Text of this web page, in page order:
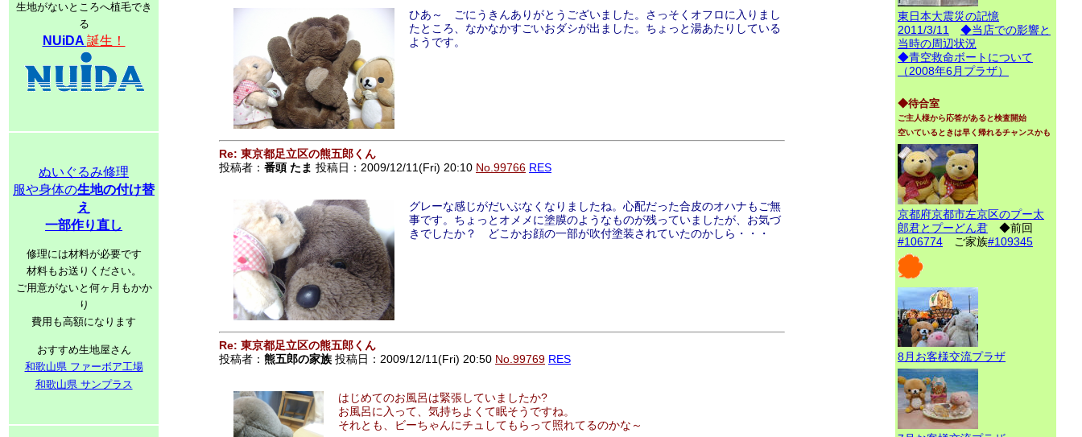
生地がないところへ植毛でき
る
NUiDA 誕生！
ぬいぐるみ修理
服や身体の生地の付け替
え
一部作り直し
修理には材料が必要です
材料もお送りください。
ご用意がないと何ヶ月もかか
り
費用も高額になります
おすすめ生地屋さん
和歌山県 ファーボア工場
和歌山県 サンプラス
ひあ～ ごにうきんありがとうございました。さっそくオフロに入りまし
たところ、なかなかすごいおダシが出ました。ちょっと湯あたりしている
ようです。
Re: 東京都足立区の熊五郎くん
投稿者： 番頭 たま 投稿日：2009/12/11(Fri) 20:10 No.99766 RES
グレーな感じがだいぶなくなりましたね。心配だった合皮のオハナもご無
事です。ちょっとオメメに塗膜のようなものが残っていましたが、お気づ
きでしたか？ どこかお顔の一部が吹付塗装されていたのかしら・・・
Re: 東京都足立区の熊五郎くん
投稿者： 熊五郎の家族 投稿日：2009/12/11(Fri) 20:50 No.99769 RES
はじめてのお風呂は緊張していましたか?
お風呂に入って、気持ちよくて眠そうですね。
それとも、ビーちゃんにチュしてもらって照れてるのかな～
東日本大震災の記憶
2011/3/11
◆当店での影響と
当時の周辺状況
◆青空救命ボートについて
（2008年6月プラザ）
◆待合室
ご主人様から応答があると検査開始
空いているときは早く帰れるチャンスかも
京都府京都市左京区のプー太
郎君とプーどん君 ◆前回
#106774 ご家族#109345
8月お客様交流プラザ